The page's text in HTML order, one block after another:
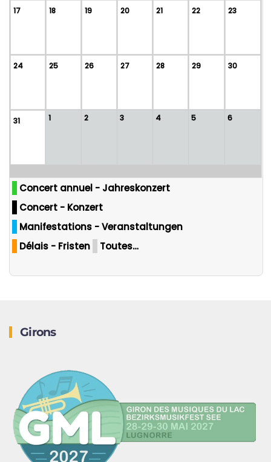
17 18 19 20 21 22 23
24 25 26 27 28 29 30
31 1 2 3 4 5 6
Concert annuel - Jahreskonzert
Concert - Konzert
Manifestations - Veranstaltungen
Délais - Fristen
Toutes…
Girons